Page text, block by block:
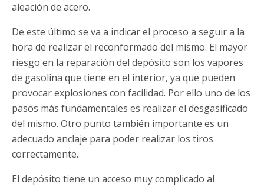
aleación de acero.
De este último se va a indicar el proceso a seguir a la
hora de realizar el reconformado del mismo. El mayor
riesgo en la reparación del depósito son los vapores
de gasolina que tiene en el interior, ya que pueden
provocar explosiones con facilidad. Por ello uno de los
pasos más fundamentales es realizar el desgasificado
del mismo. Otro punto también importante es un
adecuado anclaje para poder realizar los tiros
correctamente.
El depósito tiene un acceso muy complicado al